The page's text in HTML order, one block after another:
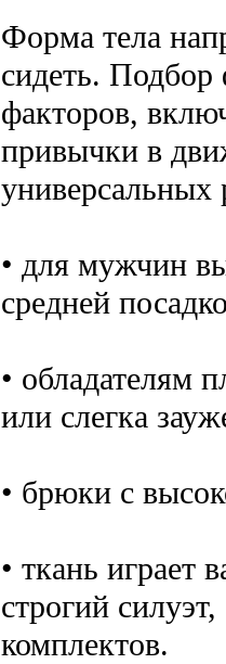
Форма тела
сидеть. Подбор
факторов,
привычки в
универсальных
• для мужчин
средней
• обладателям
или слегка
• брюки с
• ткань играет
строгий
комплектов.